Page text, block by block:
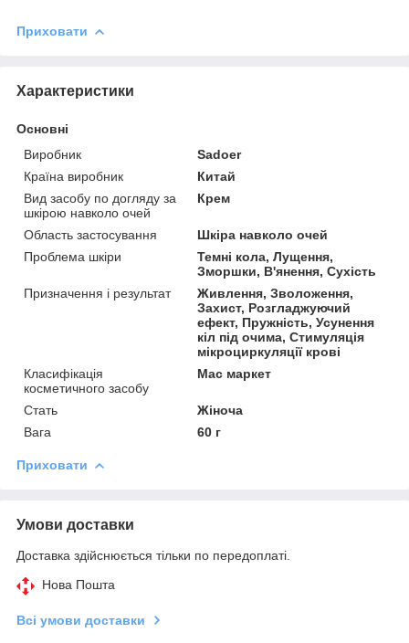
Приховати
Характеристики
Основні
Виробник
Sadoer
Країна виробник
Китай
Вид засобу по догляду за
шкірою навколо очей
Крем
Область застосування
Шкіра навколо очей
Проблема шкіри
Темні кола, Лущення,
Зморшки, В'янення, Сухість
Призначення і результат
Живлення, Зволоження,
Захист, Розгладжуючий
ефект, Пружність, Усунення
кіл під очима, Стимуляція
мікроциркуляції крові
Класифікація
косметичного засобу
Мас маркет
Стать
Жіноча
Вага
60 г
Приховати
Умови доставки
Доставка здійснюється тільки по передоплаті.
Нова Пошта
Всі умови доставки